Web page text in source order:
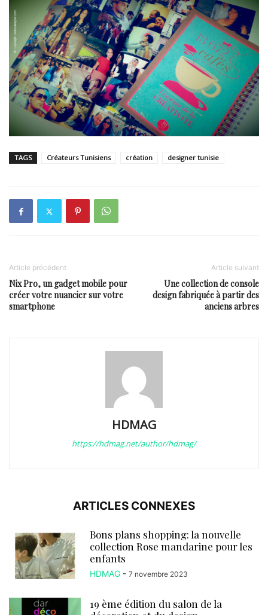
TAGS Créateurs Tunisiens création designer tunisie
Article précédent
Nix Pro, un gadget mobile pour
créer votre nuancier sur votre
smartphone
Article suivant
Une collection de console
design fabriquée à partir des
anciens arbres
HDMAG
https://hdmag.net/author/hdmag/
ARTICLES CONNEXES
Bons plans shopping: la nouvelle
collection Rose mandarine pour les
enfants
HDMAG - 7 novembre 2023
19 ème édition du salon de la